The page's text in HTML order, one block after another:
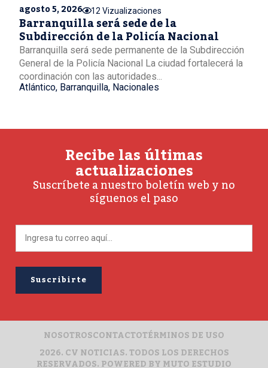
agosto 5, 2026 12 Vizualizaciones
Barranquilla será sede de la
Subdirección de la Policía Nacional
Barranquilla será sede permanente de la Subdirección
General de la Policía Nacional La ciudad fortalecerá la
coordinación con las autoridades...
Atlántico, Barranquilla, Nacionales
Recibe las últimas
actualizaciones
Suscríbete a nuestro boletín web y no
síguenos el paso
2026. CV NOTICIAS. TODOS LOS DERECHOS
RESERVADOS. POWERED BYMUTO ESTUDIO
NOSOTROSCONTACTOTÉRMINOS DE USO